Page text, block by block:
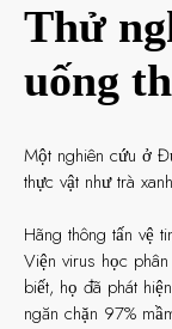
Thử
uống
Một nghiên cứu ở
thực vật như trà
Hãng thông tấn vệ
Viện virus học
biết, họ đã phát
ngăn chặn 97%